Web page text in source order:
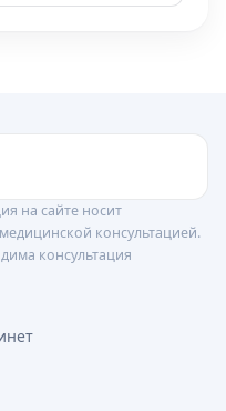
на сайте носит
консультацией.
консультация